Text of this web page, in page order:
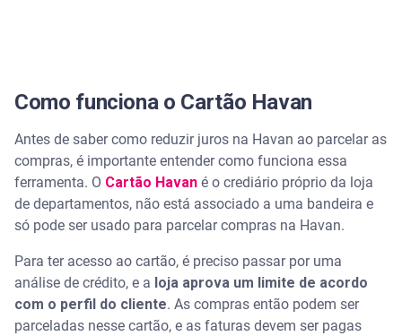
Como funciona o Cartão Havan
Antes de saber como reduzir juros na Havan ao parcelar as
compras, é importante entender como funciona essa
ferramenta. O Cartão Havan é o crediário próprio da loja
de departamentos, não está associado a uma bandeira e
só pode ser usado para parcelar compras na Havan.
Para ter acesso ao cartão, é preciso passar por uma
análise de crédito, e a loja aprova um limite de acordo
com o perfil do cliente. As compras então podem ser
parceladas nesse cartão, e as faturas devem ser pagas